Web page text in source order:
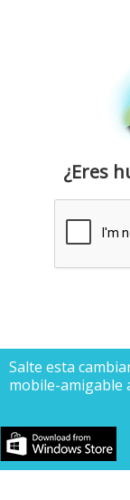
¿Eres
Salte esta
mobile-amigable